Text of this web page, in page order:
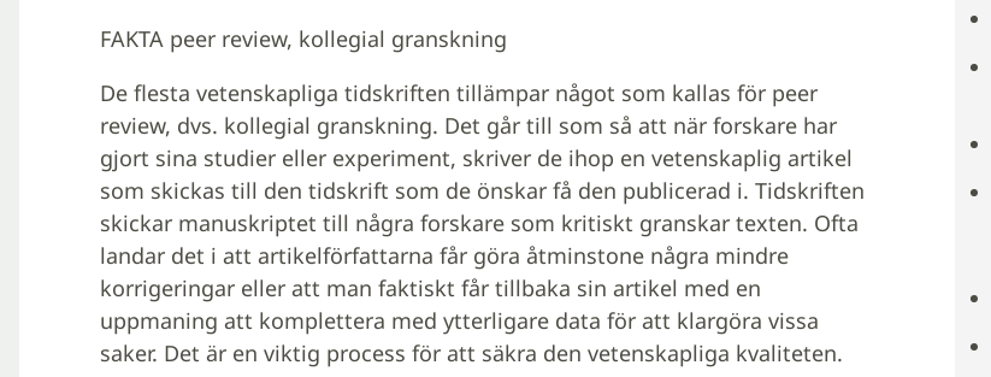
FAKTA peer review, kollegial granskning
De flesta vetenskapliga tidskriften tillämpar något som kallas för peer
review, dvs. kollegial granskning. Det går till som så att när forskare har
gjort sina studier eller experiment, skriver de ihop en vetenskaplig artikel
som skickas till den tidskrift som de önskar få den publicerad i. Tidskriften
skickar manuskriptet till några forskare som kritiskt granskar texten. Ofta
landar det i att artikelförfattarna får göra åtminstone några mindre
korrigeringar eller att man faktiskt får tillbaka sin artikel med en
uppmaning att komplettera med ytterligare data för att klargöra vissa
saker. Det är en viktig process för att säkra den vetenskapliga kvaliteten.